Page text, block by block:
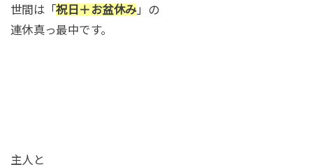
世間は「祝日＋お盆休み」の
連休真っ最中です。
主人と